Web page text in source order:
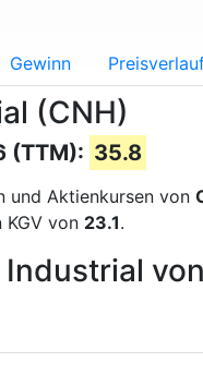
Gewinn
(CNH)
(TTM): 35.8
und Aktienkursen von
von 23.1.